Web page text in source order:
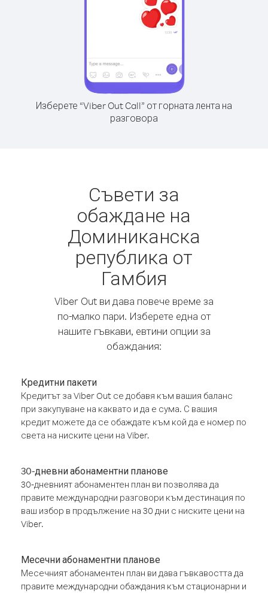
Изберете “Viber Out Call” от горната лента на
разговора
Съвети за
обаждане на
Доминиканска
република от
Гамбия
Viber Out ви дава повече време за
по-малко пари. Изберете една от
нашите гъвкави, евтини опции за
обаждания:
Кредитни пакети
Кредитът за Viber Out се добавя към вашия баланс
при закупуване на каквато и да е сума. С вашия
кредит можете да се обаждате към кой да е номер по
света на ниските цени на Viber.
30-дневни абонаментни планове
30-дневният абонаментен план ви позволява да
правите международни разговори към дестинация по
ваш избор в продължение на 30 дни с ниските цени на
Viber.
Месечни абонаментни планове
Месечният абонаментен план ви дава гъвкавостта да
правите международни обаждания към стационарни и